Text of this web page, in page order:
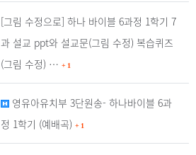
[그림 수정으로] 하나 바이블 6과정 1학기 7
과 설교 ppt와 설교문(그림 수정) 복습퀴즈
(그림 수정) … + 1
영유아유치부 3단원송- 하나바이블 6과
정 1학기 (예배곡) + 1